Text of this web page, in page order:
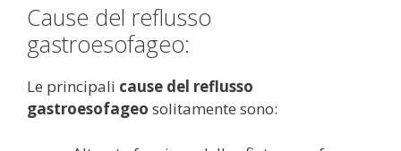
Cause del reflusso
gastroesofageo:
Le principali cause del reflusso
gastroesofageo solitamente sono: